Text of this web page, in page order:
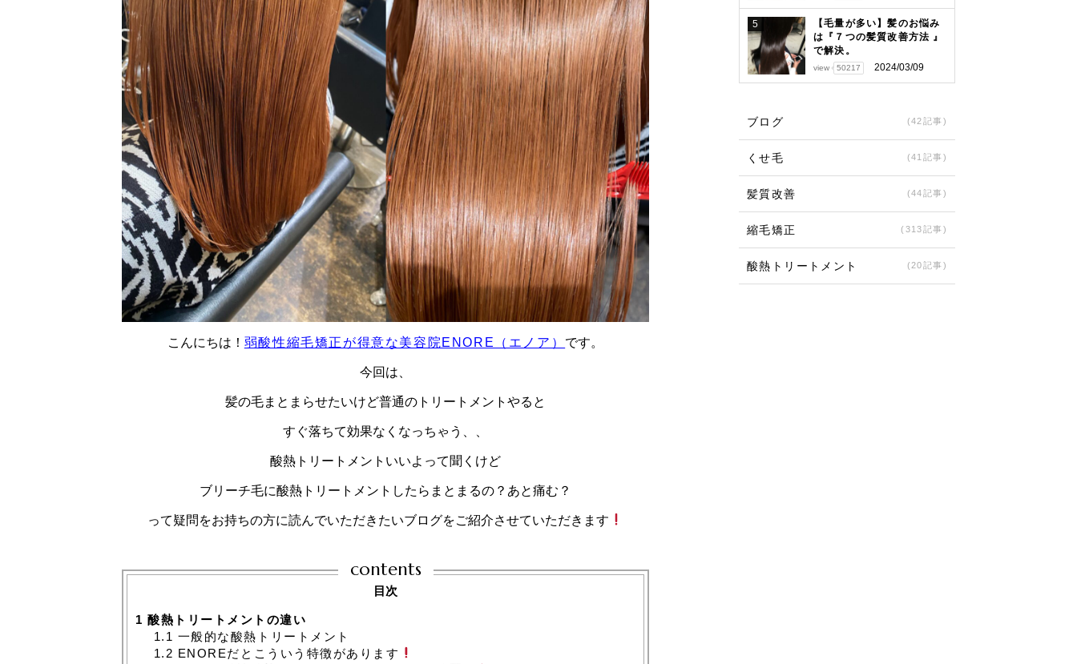
こんにちは！ 弱酸性縮毛矯正が得意な美容院ENORE（エノア） です。
今回は、
髪の毛まとまらせたいけど普通のトリートメントやると
すぐ落ちて効果なくなっちゃう、、
酸熱トリートメントいいよって聞くけど
ブリーチ毛に酸熱トリートメントしたらまとまるの？あと痛む？
って疑問をお持ちの方に読んでいただきたいブログをご紹介させていただきます
contents
目次
1 酸熱トリートメントの違い
1.1 一般的な酸熱トリートメント
1.2 ENOREだとこういう特徴があります
5
【毛量が多い】髪のお悩み
は『７つの髪質改善方法 』
で解決。
view 50217 2024/03/09
ブログ (42記事)
くせ毛 (41記事)
髪質改善 (44記事)
縮毛矯正 (313記事)
酸熱トリートメント (20記事)